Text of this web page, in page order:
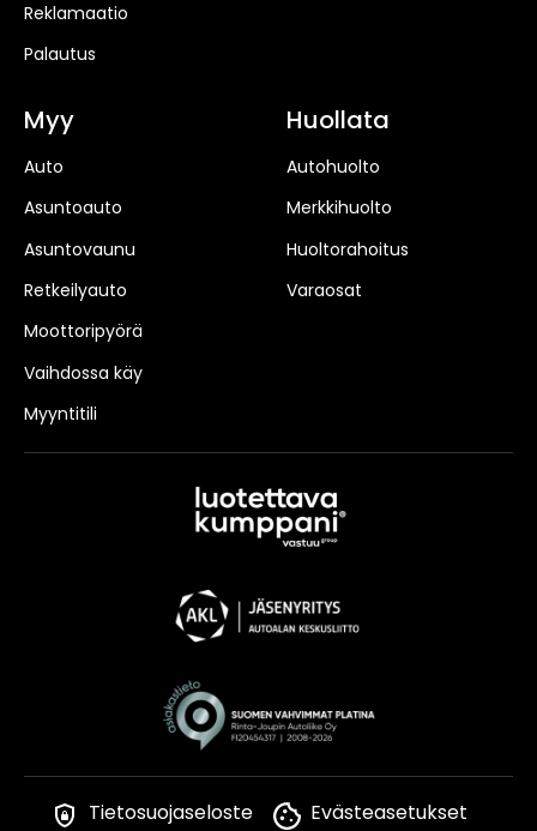
Reklamaatio
Palautus
Myy
Auto
Asuntoauto
Asuntovaunu
Retkeilyauto
Moottoripyörä
Vaihdossa käy
Myyntitili
Huollata
Autohuolto
Merkkihuolto
Huoltorahoitus
Varaosat
Tietosuojaseloste Evästeasetukset